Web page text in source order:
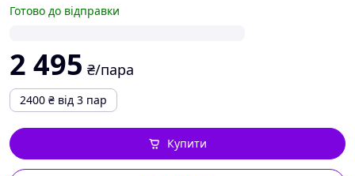
Готово до відправки
2 495 ₴/пара
2400 ₴ від 3 пар
Купити